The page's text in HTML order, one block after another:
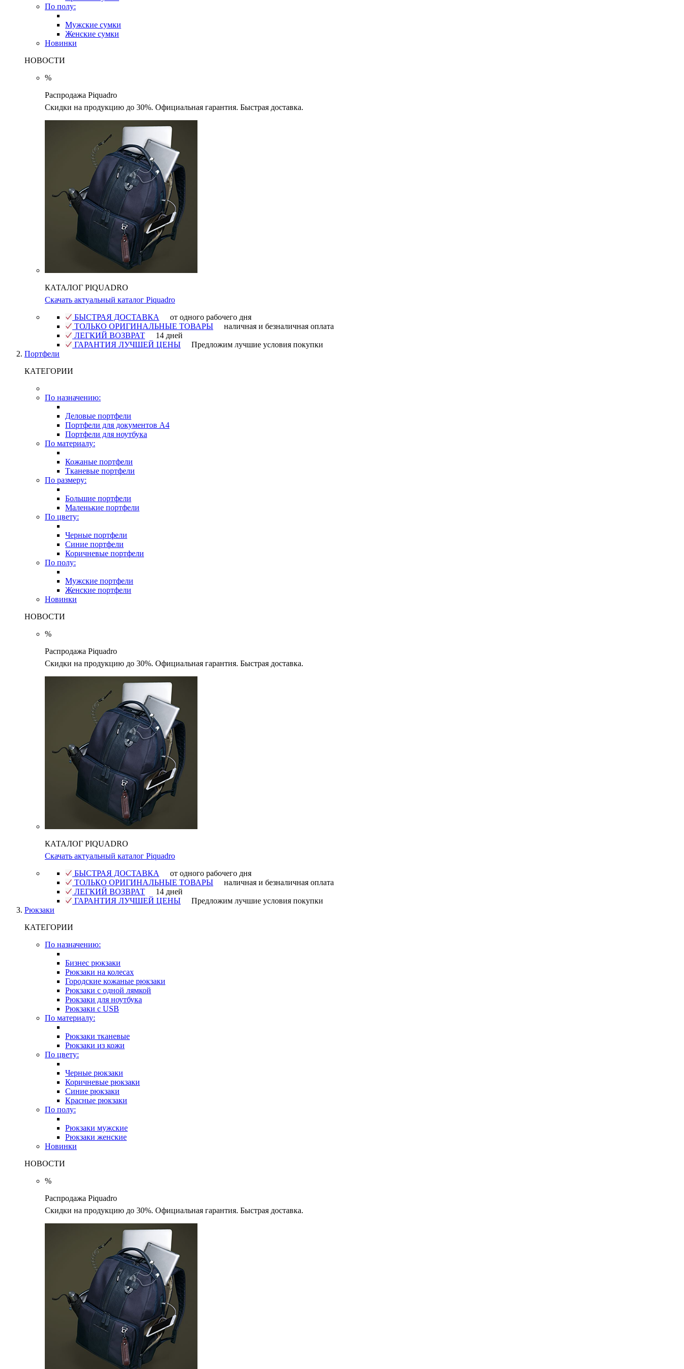
По полу:
Мужские сумки
Женские сумки
Новинки
НОВОСТИ
%
Распродажа Piquadro
Скидки на продукцию до 30%. Официальная гарантия. Быстрая доставка.
КАТАЛОГ PIQUADRO
Скачать актуальный каталог Piquadro
БЫСТРАЯ ДОСТАВКА
от одного рабочего дня
ТОЛЬКО ОРИГИНАЛЬНЫЕ ТОВАРЫ
наличная и безналичная оплата
ЛЕГКИЙ ВОЗВРАТ
14 дней
ГАРАНТИЯ ЛУЧШЕЙ ЦЕНЫ
Предложим лучшие условия покупки
Портфели
КАТЕГОРИИ
По назначению:
Деловые портфели
Портфели для документов A4
Портфели для ноутбука
По материалу:
Кожаные портфели
Тканевые портфели
По размеру:
Большие портфели
Маленькие портфели
По цвету:
Черные портфели
Синие портфели
Коричневые портфели
По полу:
Мужские портфели
Женские портфели
Новинки
НОВОСТИ
%
Распродажа Piquadro
Скидки на продукцию до 30%. Официальная гарантия. Быстрая доставка.
КАТАЛОГ PIQUADRO
Скачать актуальный каталог Piquadro
БЫСТРАЯ ДОСТАВКА
от одного рабочего дня
ТОЛЬКО ОРИГИНАЛЬНЫЕ ТОВАРЫ
наличная и безналичная оплата
ЛЕГКИЙ ВОЗВРАТ
14 дней
ГАРАНТИЯ ЛУЧШЕЙ ЦЕНЫ
Предложим лучшие условия покупки
Рюкзаки
КАТЕГОРИИ
По назначению:
Бизнес рюкзаки
Рюкзаки на колесах
Городские кожаные рюкзаки
Рюкзаки с одной лямкой
Рюкзаки для ноутбука
Рюкзаки с USB
По материалу:
Рюкзаки тканевые
Рюкзаки из кожи
По цвету:
Черные рюкзаки
Коричневые рюкзаки
Синие рюкзаки
Красные рюкзаки
По полу:
Рюкзаки мужские
Рюкзаки женские
Новинки
НОВОСТИ
%
Распродажа Piquadro
Скидки на продукцию до 30%. Официальная гарантия. Быстрая доставка.